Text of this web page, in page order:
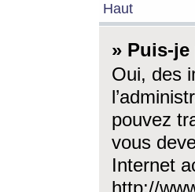
Haut
» Puis-
Oui, des
pouvez
vous
Internet